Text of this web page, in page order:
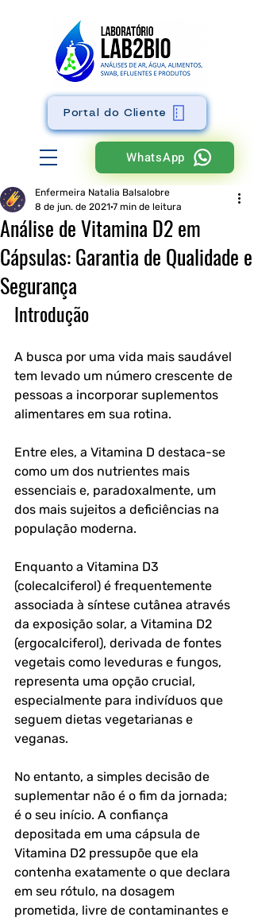
WhatsApp
Portal do Cliente
Análise de Vitamina D2 em
Cápsulas: Garantia de Qualidade e
Segurança
Enfermeira Natalia Balsalobre
8 de jun. de 2021 7 min de leitura
Introdução
A busca por uma vida mais saudável
tem levado um número crescente de
pessoas a incorporar suplementos
alimentares em sua rotina.
Entre eles, a Vitamina D destaca-se
como um dos nutrientes mais
essenciais e, paradoxalmente, um
dos mais sujeitos a deficiências na
população moderna.
Enquanto a Vitamina D3
(colecalciferol) é frequentemente
associada à síntese cutânea através
da exposição solar, a Vitamina D2
(ergocalciferol), derivada de fontes
vegetais como leveduras e fungos,
representa uma opção crucial,
especialmente para indivíduos que
seguem dietas vegetarianas e
veganas.
No entanto, a simples decisão de
suplementar não é o fim da jornada;
é o seu início. A confiança
depositada em uma cápsula de
Vitamina D2 pressupõe que ela
contenha exatamente o que declara
em seu rótulo, na dosagem
prometida, livre de contaminantes e